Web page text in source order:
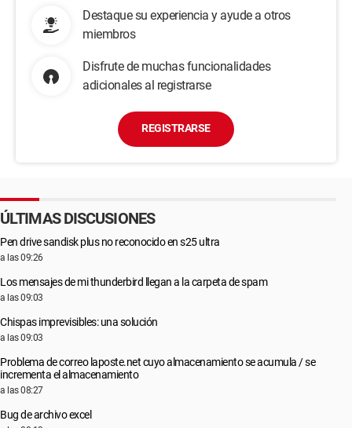
Destaque su experiencia y ayude a otros
miembros
Disfrute de muchas funcionalidades
adicionales al registrarse
REGISTRARSE
ÚLTIMAS DISCUSIONES
Pen drive sandisk plus no reconocido en s25 ultra
a las 09:26
Los mensajes de mi thunderbird llegan a la carpeta de spam
a las 09:03
Chispas imprevisibles: una solución
a las 09:03
Problema de correo laposte.net cuyo almacenamiento se acumula / se
incrementa el almacenamiento
a las 08:27
Bug de archivo excel